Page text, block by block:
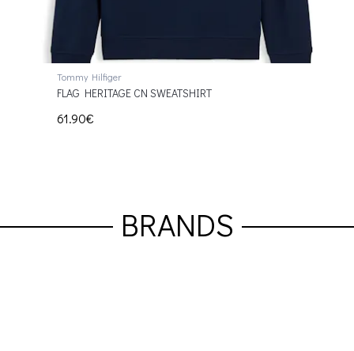
Tommy Hilfiger
FLAG HERITAGE CN SWEATSHIRT
61.90€
BRANDS